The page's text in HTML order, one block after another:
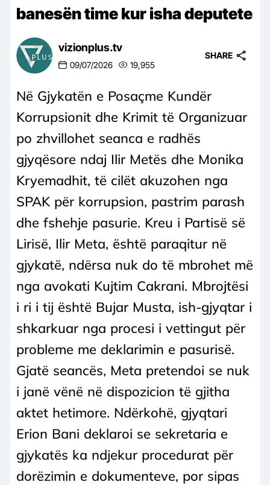
banesën time kur isha deputete
vizionplus.tv
09/07/2026 19,955
SHARE
Në Gjykatën e Posaçme Kundër
Korrupsionit dhe Krimit të Organizuar
po zhvillohet seanca e radhës
gjyqësore ndaj Ilir Metës dhe Monika
Kryemadhit, të cilët akuzohen nga
SPAK për korrupsion, pastrim parash
dhe fshehje pasurie. Kreu i Partisë së
Lirisë, Ilir Meta, është paraqitur në
gjykatë, ndërsa nuk do të mbrohet më
nga avokati Kujtim Cakrani. Mbrojtësi
i ri i tij është Bujar Musta, ish-gjyqtar i
shkarkuar nga procesi i vettingut për
probleme me deklarimin e pasurisë.
Gjatë seancës, Meta pretendoi se nuk
i janë vënë në dispozicion të gjitha
aktet hetimore. Ndërkohë, gjyqtari
Erion Bani deklaroi se sekretaria e
gjykatës ka ndjekur procedurat për
dorëzimin e dokumenteve, por sipas